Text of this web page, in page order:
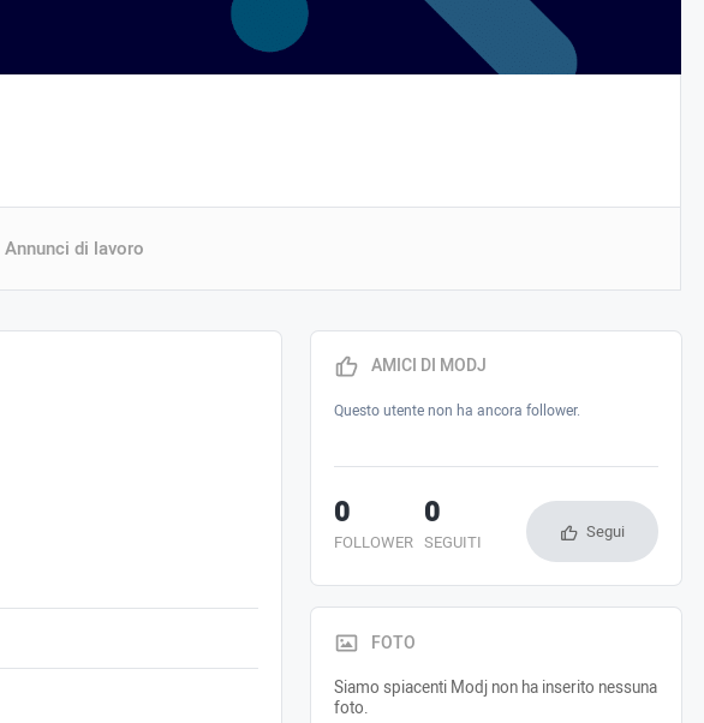
Annunci di lavoro
AMICI DI MODJ
Questo utente non ha ancora follower.
FOLLOWER
0
SEGUITI
0 Segui
FOTO
Siamo spiacenti Modj non ha inserito nessuna
foto.